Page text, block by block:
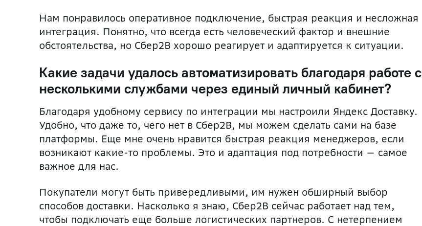
Нам понравилось оперативное подключение, быстрая реакция и несложная
интеграция. Понятно, что всегда есть человеческий фактор и внешние
обстоятельства, но Сбер2B хорошо реагирует и адаптируется к ситуации.
Какие задачи удалось автоматизировать благодаря работе с
несколькими службами через единый личный кабинет?
Благодаря удобному сервису по интеграции мы настроили Яндекс Доставку.
Удобно, что даже то, чего нет в Сбер2B, мы можем сделать сами на базе
платформы. Еще мне очень нравится быстрая реакция менеджеров, если
возникают какие-то проблемы. Это и адаптация под потребности — самое
важное для нас.
Покупатели могут быть привередливыми, им нужен обширный выбор
способов доставки. Насколько я знаю, Сбер2B сейчас работает над тем,
чтобы подключать еще больше логистических партнеров. С нетерпением